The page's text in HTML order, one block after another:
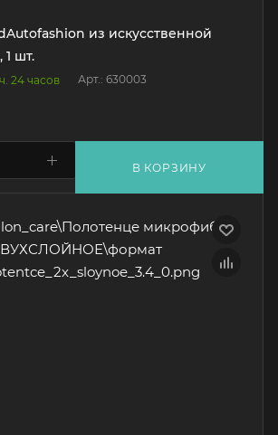
из искусственной
1 шт.
24 часов Арт.: 630003
В КОРЗИНУ